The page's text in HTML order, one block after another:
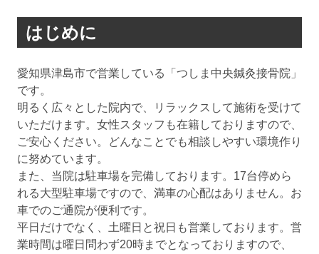
はじめに
愛知県津島市で営業している「つしま中央鍼灸接骨院」
です。
明るく広々とした院内で、リラックスして施術を受けて
いただけます。女性スタッフも在籍しておりますので、
ご安心ください。どんなことでも相談しやすい環境作り
に努めています。
また、当院は駐車場を完備しております。17台停めら
れる大型駐車場ですので、満車の心配はありません。お
車でのご通院が便利です。
平日だけでなく、土曜日と祝日も営業しております。営
業時間は曜日問わず20時までとなっておりますので、